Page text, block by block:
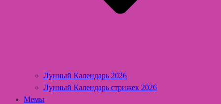
Лунный Календарь 2026
Лунный Календарь стрижек 2026
Мемы